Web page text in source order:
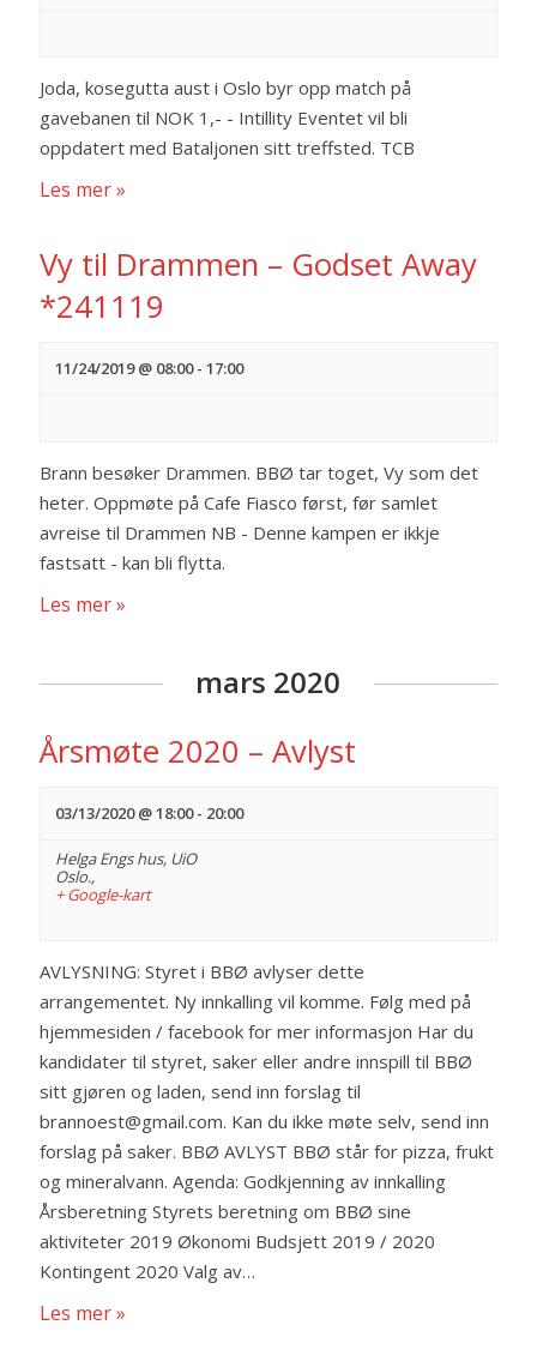
Joda, kosegutta aust i Oslo byr opp match på
gavebanen til NOK 1,- - Intillity Eventet vil bli
oppdatert med Bataljonen sitt treffsted. TCB
Les mer »
Vy til Drammen – Godset Away
*241119
11/24/2019 @ 08:00-17:00
Brann besøker Drammen. BBØ tar toget, Vy som det
heter. Oppmøte på Cafe Fiasco først, før samlet
avreise til Drammen NB - Denne kampen er ikkje
fastsatt - kan bli flytta.
Les mer »
mars 2020
Årsmøte 2020 – Avlyst
03/13/2020 @ 18:00- 20:00
Helga Engs hus, UiO
Oslo.,
+ Google-kart
AVLYSNING: Styret i BBØ avlyser dette
arrangementet. Ny innkalling vil komme. Følg med på
hjemmesiden / facebook for mer informasjon Har du
kandidater til styret, saker eller andre innspill til BBØ
sitt gjøren og laden, send inn forslag til
brannoest@gmail.com. Kan du ikke møte selv, send inn
forslag på saker. BBØ AVLYST BBØ står for pizza, frukt
og mineralvann. Agenda: Godkjenning av innkalling
Årsberetning Styrets beretning om BBØ sine
aktiviteter 2019 Økonomi Budsjett 2019 / 2020
Kontingent 2020 Valg av…
Les mer »